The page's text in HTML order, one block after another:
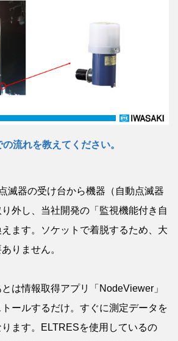
流れを教えてください。
滅器の受け台から機器（自動点滅器
外し、当社開発の「監視機能付き自
ます。ソケットで着脱するため、大
りません。
は情報取得アプリ「NodeViewer」
ールするだけ。すぐに測定データを
ます。ELTRESを使用しているの